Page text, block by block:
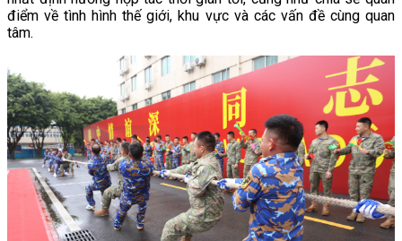
điểm về tình hình thế giới, khu vực và các vấn đề cùng quan
tâm.